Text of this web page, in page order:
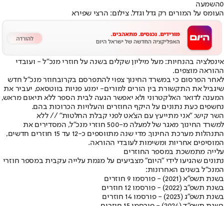
0השמעה
העומס על המורים רק גדל וגדל. צילום: הרצי שפירא
אינפלציה בהנחיות: מעל מיליון שקלים בשנה על חוזרי מנכ"ל - ועובדי
ההוראה מוצפים.
לאחר הפרסום כי במשרד החינוך צפוי להתפרסם בקרובחוזר מנכ"ל חדש
שיגביל את התקשורת בין הורים למורים- ימנע פניות בווטסאפ, יעביר את
המענה לדואר האלקטרוני ולא יאפשר הגעה לבית הספר ללא תיאום מראש,
נחשפים כעת נתונים על היקף החוזרים והעלויות הכרוכות בהם.
השר קיש: "אני מתייעץ עם הצ'אט לפני קבלת החלטות" // ללא
למשרד החינוך מאגר של למעלה מ-500 חוזרי מנכ"ל, המסדירים את
התנהלות מערכת החינוך. מדי שנה מתווספים כ-12 עד 15 חוזרים חדשים,
המוסיפים אחריות ומשימות לעובדי ההוראה.
עלייה מתמשכת במספר החוזרים
נתונים שהגיעו לידי "היום" מצביעים על מגמת עלייה עקבית במספר חוזרי
המנכ"ל בשנים האחרונות:
בשנת תשפ"א (2021) - פורסמו 9 חוזרים
בשנת תשפ"ב (2022) - פורסמו 12 חוזרים
בשנת תשפ"ג (2023) - פורסמו 14 חוזרים